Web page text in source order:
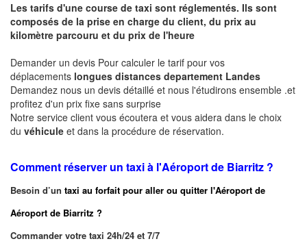
Les tarifs d'une course de taxi sont réglementés. Ils sont
composés de la prise en charge du client, du prix au
kilomètre parcouru et du prix de l'heure
Demander un devis Pour calculer le tarif pour vos
déplacements longues distances departement Landes
Demandez nous un devis détaillé et nous l'étudirons ensemble .et
profitez d'un prix fixe sans surprise
Notre service client vous écoutera et vous aidera dans le choix
du véhicule et dans la procédure de réservation.
Comment réserver un taxi à l'Aéroport de Biarritz ?
Besoin d’un taxi au forfait pour aller ou quitter l'Aéroport de
Aéroport de Biarritz ?
Commander votre taxi 24h/24 et 7/7